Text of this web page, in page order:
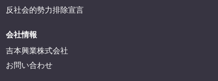
反社会的勢力排除宣言
会社情報
吉本興業株式会社
お問い合わせ